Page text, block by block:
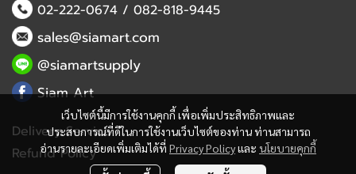
เว็บไซต์นี้มีการใช้งานคุกกี้ เพื่อเพิ่มประสิทธิภาพและ
ประสบการณ์ที่ดีในการใช้งานเว็บไซต์ของท่าน ท่านสามารถ
อ่านรายละเอียดเพิ่มเติมได้ที่ Privacy Policyและ นโยบายคุกกี้
02-222-0674/ 082-818-9445
sales@siamart.com
@siamartsupply
Siam Art
Delivery Service
Refund Policy